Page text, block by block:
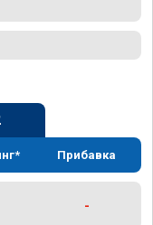
Прибавка
-